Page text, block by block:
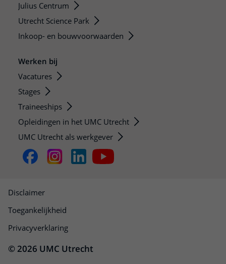
Julius Centrum
Utrecht Science Park
Inkoop- en bouwvoorwaarden
Werken bij
Vacatures
Stages
Traineeships
Opleidingen in het UMC Utrecht
UMC Utrecht als werkgever
© 2026 UMC Utrecht
Disclaimer
Toegankelijkheid
Privacyverklaring